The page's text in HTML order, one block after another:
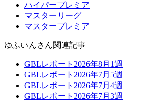
ハイパープレミア
マスターリーグ
マスタープレミア
ゆふいんさん関連記事
GBLレポート2026年8月1週
GBLレポート2026年7月5週
GBLレポート2026年7月4週
GBLレポート2026年7月3週